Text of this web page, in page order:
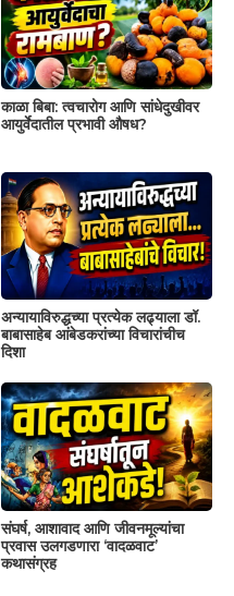
काळा बिबा: त्वचारोग आणि सांधेदुखीवर
आयुर्वेदातील प्रभावी औषध?
अन्यायाविरुद्धच्या प्रत्येक लढ्याला डॉ.
बाबासाहेब आंबेडकरांच्या विचारांचीच
दिशा
संघर्ष, आशावाद आणि जीवनमूल्यांचा
प्रवास उलगडणारा ‘वादळवाट’
कथासंग्रह